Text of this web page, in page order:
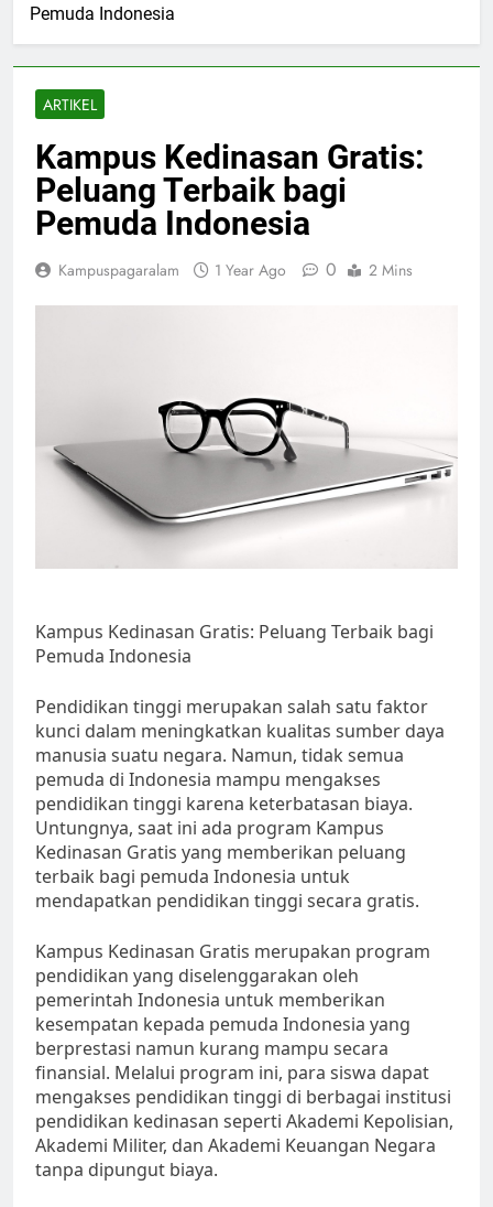
Pemuda Indonesia
ARTIKEL
Kampus Kedinasan Gratis:
Peluang Terbaik bagi
Pemuda Indonesia
Kampuspagaralam 1 Year Ago 0 2 Mins
Kampus Kedinasan Gratis: Peluang Terbaik bagi
Pemuda Indonesia
Pendidikan tinggi merupakan salah satu faktor
kunci dalam meningkatkan kualitas sumber daya
manusia suatu negara. Namun, tidak semua
pemuda di Indonesia mampu mengakses
pendidikan tinggi karena keterbatasan biaya.
Untungnya, saat ini ada program Kampus
Kedinasan Gratis yang memberikan peluang
terbaik bagi pemuda Indonesia untuk
mendapatkan pendidikan tinggi secara gratis.
Kampus Kedinasan Gratis merupakan program
pendidikan yang diselenggarakan oleh
pemerintah Indonesia untuk memberikan
kesempatan kepada pemuda Indonesia yang
berprestasi namun kurang mampu secara
finansial. Melalui program ini, para siswa dapat
mengakses pendidikan tinggi di berbagai institusi
pendidikan kedinasan seperti Akademi Kepolisian,
Akademi Militer, dan Akademi Keuangan Negara
tanpa dipungut biaya.